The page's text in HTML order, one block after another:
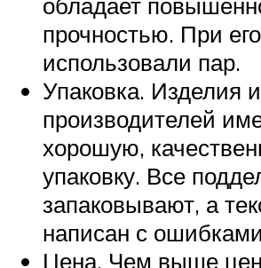
обладает
прочностью. При
использовали пар.
Упаковка. Изделия
производителей
хорошую,
упаковку. Все
запаковывают, а
написан с
Цена. Чем выше